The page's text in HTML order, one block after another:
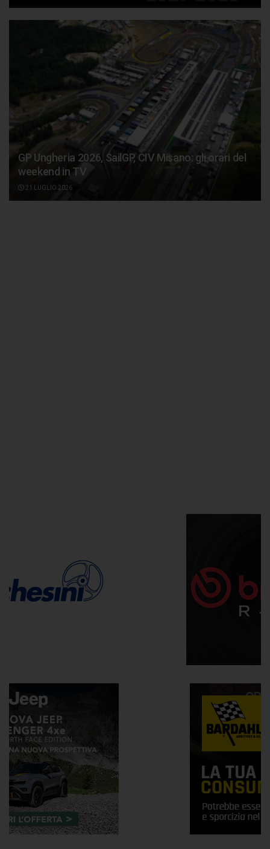
GP Ungheria 2026, SailGP, CIV Misano: gli orari del
weekend in TV
21 LUGLIO 2026